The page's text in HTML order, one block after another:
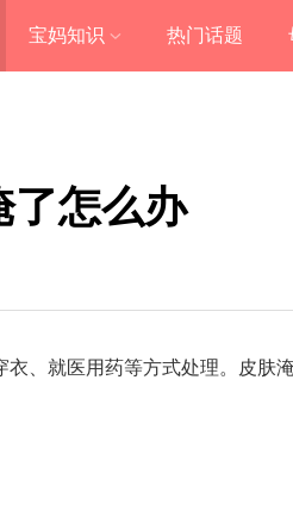
宝妈知识 热门话题
了怎么办
、就医用药等方式处理。皮肤